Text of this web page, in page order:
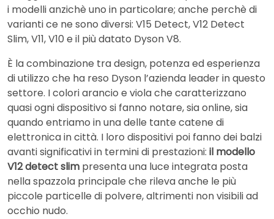
i modelli anzichè uno in particolare; anche perchè di
varianti ce ne sono diversi: V15 Detect, V12 Detect
Slim, V11, V10 e il più datato Dyson V8.
È la combinazione tra design, potenza ed esperienza
di utilizzo che ha reso Dyson l’azienda leader in questo
settore. I colori arancio e viola che caratterizzano
quasi ogni dispositivo si fanno notare, sia online, sia
quando entriamo in una delle tante catene di
elettronica in città. I loro dispositivi poi fanno dei balzi
avanti significativi in termini di prestazioni: il modello
V12 detect slim presenta una luce integrata posta
nella spazzola principale che rileva anche le più
piccole particelle di polvere, altrimenti non visibili ad
occhio nudo.